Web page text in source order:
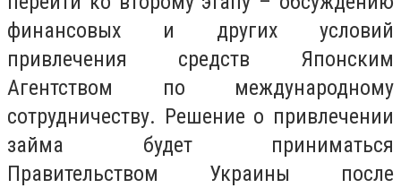
финансовых и других условий
привлечения средств Японским
Агентством по международному
сотрудничеству. Решение о привлечении
займа будет приниматься
Правительством Украины после